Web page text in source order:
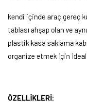
kendi içinde araç gereç
tablası ahşap olan ve
plastik kasa saklama
organize etmek için
ÖZELLİKLERİ: